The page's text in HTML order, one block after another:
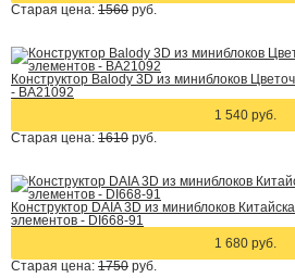
Старая цена: 1560 руб.
Конструктор Balody 3D из миниблоков
- BA21092
1 540 руб.
Старая цена: 1610 руб.
Конструктор DAIA 3D из миниблоков
элементов - DI668-91
1 680 руб.
Старая цена: 1750 руб.